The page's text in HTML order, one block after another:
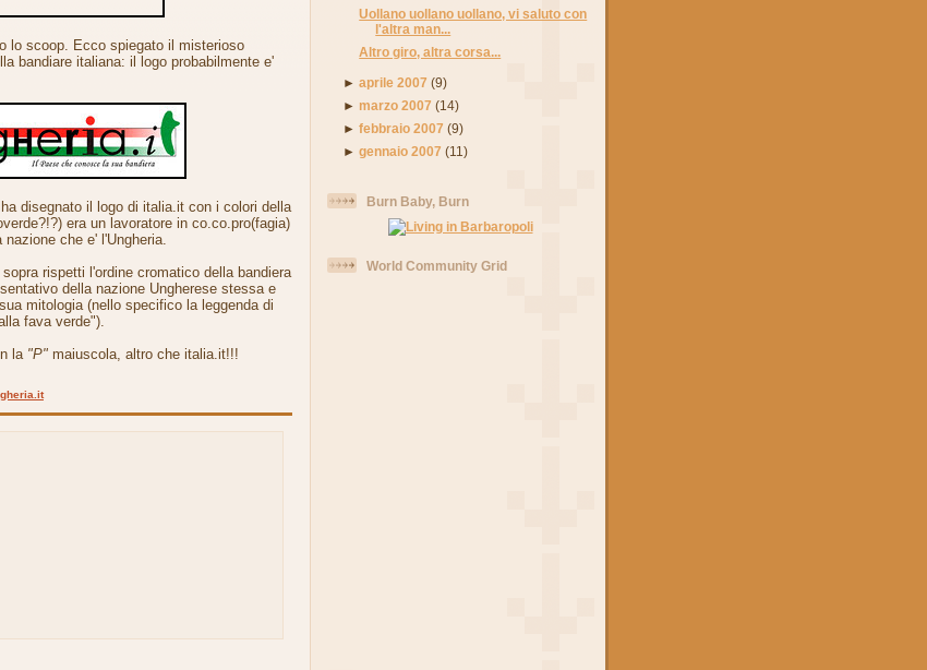
lo scoop. Ecco spiegato il misterioso
bandiare italiana: il logo probabilmente e'
disegnato il logo di italia.it con i colori della
era un lavoratore in co.co.pro(fagia)
che e' l'Ungheria.
rispetti l'ordine cromatico della bandiera
della nazione Ungherese stessa e
mitologia (nello specifico la leggenda di
fava verde").
la "P" maiuscola, altro che italia.it!!!
Uollano uollano uollano, vi saluto con
l'altra man...
Altro giro, altra corsa...
►aprile 2007 (9)
►marzo 2007 (14)
►febbraio 2007 (9)
►gennaio 2007 (11)
Burn Baby, Burn
World Community Grid